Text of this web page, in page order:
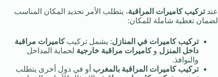
عندتركيب كاميرات المراقبة، يتطلب الأمر تحديد المكان المناسب
لضمان تغطية شاملة للمكان:
تركيب كاميرات في المنازل: يشمل تركيبكاميرات مراقبة
داخل المنزل وكاميرات مراقبة خارجية لحماية المداخل
والنوافذ.
تركيب كاميرات المراقبة بالمغرب أو في دول أخرى يتطلب